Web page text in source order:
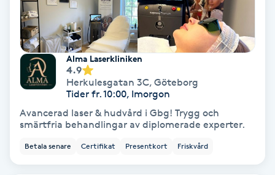
Extensions
Extensions borttagning
Eyeliner-tatuering
Faceliftmassage
Alma Laserkliniken
4.9
Herkulesgatan 3C, Göteborg
Tider fr. 10:00, Imorgon
Avancerad laser & hudvård i Gbg! Trygg och
smärtfria behandlingar av diplomerade experter.
Betala senare Certifikat Presentkort Friskvård